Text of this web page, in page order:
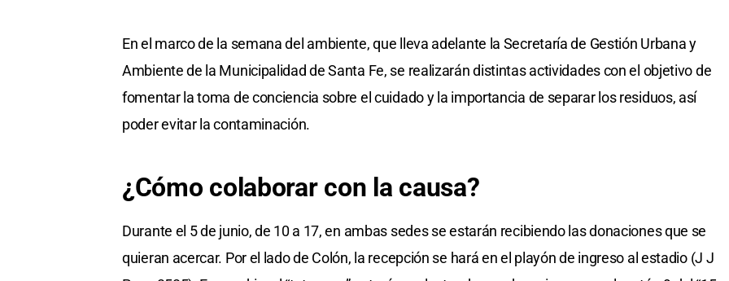
En el marco de la semana del ambiente, que lleva adelante la Secretaría de Gestión Urbana y
Ambiente de la Municipalidad de Santa Fe, se realizarán distintas actividades con el objetivo de
fomentar la toma de conciencia sobre el cuidado y la importancia de separar los residuos, así
poder evitar la contaminación.
¿Cómo colaborar con la causa?
Durante el 5 de junio, de 10 a 17, en ambas sedes se estarán recibiendo las donaciones que se
quieran acercar. Por el lado de Colón, la recepción se hará en el playón de ingreso al estadio (J J